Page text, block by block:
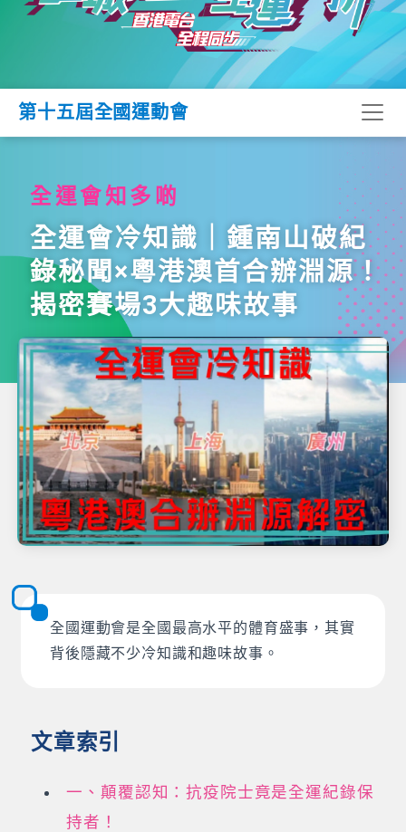
第十五屆全國運動會
全運會知多啲
全運會冷知識｜鍾南山破紀
錄秘聞×粵港澳首合辦淵源！
揭密賽場3大趣味故事
全國運動會是全國最高水平的體育盛事，其實
背後隱藏不少冷知識和趣味故事。
文章索引
一、顛覆認知：抗疫院士竟是全運紀錄保
持者！